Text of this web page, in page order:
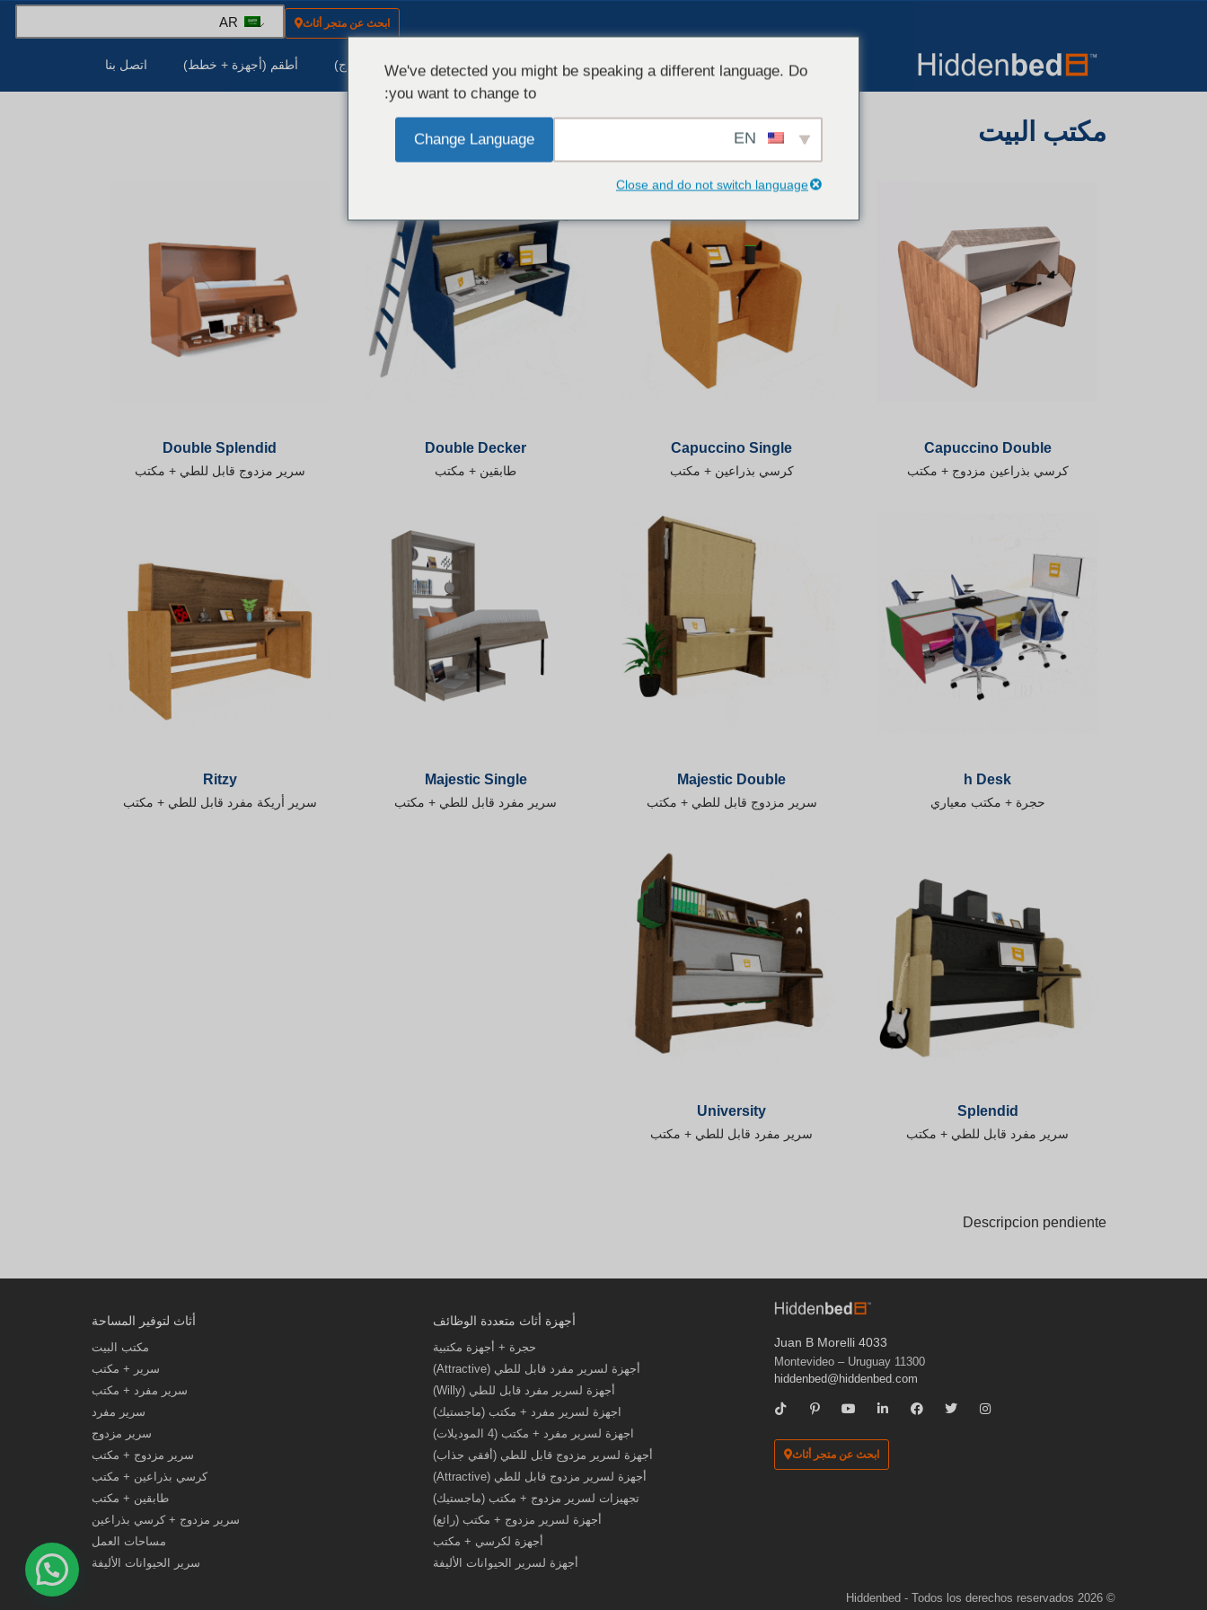
ابحث عن متجر أثاث
الأجهزة (النماذج) أطقم (أجهزة + خطط) اتصل بنا
مكتب البيت
Capuccino Double
كرسي بذراعين مزدوج + مكتب
Capuccino Single
كرسي بذراعين + مكتب
Double Decker
طابقين + مكتب
Double Splendid
سرير مزدوج قابل للطي + مكتب
h Desk
حجرة + مكتب معياري
Majestic Double
سرير مزدوج قابل للطي + مكتب
Majestic Single
سرير مفرد قابل للطي + مكتب
Ritzy
سرير أريكة مفرد قابل للطي + مكتب
Splendid
سرير مفرد قابل للطي + مكتب
University
سرير مفرد قابل للطي + مكتب
Descripcion pendiente
Juan B Morelli 4033
11300 Montevideo – Uruguay
hiddenbed@hiddenbed.com
ابحث عن متجر أثاث
أجهزة أثاث متعددة الوظائف
حجرة + أجهزة مكتبية
أجهزة لسرير مفرد قابل للطي (Attractive)
أجهزة لسرير مفرد قابل للطي (Willy)
اجهزة لسرير مفرد + مكتب (ماجستيك)
اجهزة لسرير مفرد + مكتب (4 الموديلات)
أجهزة لسرير مزدوج قابل للطي (أفقي جذاب)
أجهزة لسرير مزدوج قابل للطي (Attractive)
تجهيزات لسرير مزدوج + مكتب (ماجستيك)
أجهزة لسرير مزدوج + مكتب (رائع)
أجهزة لكرسي + مكتب
أجهزة لسرير الحيوانات الأليفة
أثاث لتوفير المساحة
مكتب البيت
سرير + مكتب
سرير مفرد + مكتب
سرير مفرد
سرير مزدوج
سرير مزدوج + مكتب
كرسي بذراعين + مكتب
طابقين + مكتب
سرير مزدوج + كرسي بذراعين
مساحات العمل
سرير الحيوانات الأليفة
© 2026 Hiddenbed - Todos los derechos reservados
We've detected you might be speaking a different language. Do
you want to change to:
Change Language
Close and do not switch language